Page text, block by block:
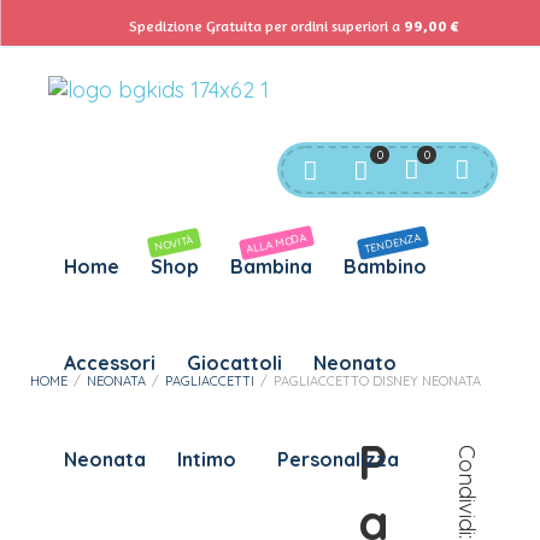
0
0
ACCEDI
Password dimenticata?
Home Shop
NOVITÀ
Bambina
ALLA MODA
Bambino
TENDENZA
Accessori Giocattoli Neonato
Neonata Intimo Personalizza
HOME / NEONATA / PAGLIACCETTI / PAGLIACCETTO DISNEY NEONATA
Condividi:
P
a
Spedizione Gratuita per ordini superiori a 99,00 €